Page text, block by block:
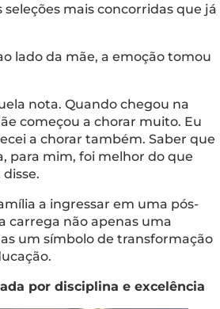
mais concorridas que já
lado da mãe, a emoção tomou
nota. Quando chegou na
começou a chorar muito. Eu
a chorar também. Saber que
para mim, foi melhor do que
a ingressar em uma pós-
carrega não apenas uma
um símbolo de transformação
por disciplina e excelência